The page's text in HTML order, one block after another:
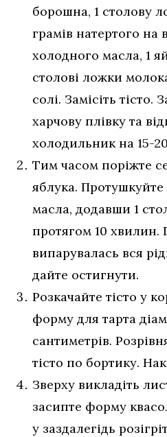
борошна, 1 столову
грамів натертого на
холодного масла, 1
столові ложки
солі. Замісіть тісто.
харчову плівку та
холодильник на 15-
Тим часом поріжте
яблука. Протушкуйте
масла, додавши 1
протягом 10 хвилин.
випарувалась вся
дайте остигнути.
Розкачайте тісто у
форму для тарта
сантиметрів.
тісто по бортику.
Зверху викладіть
засипте форму
у заздалегідь